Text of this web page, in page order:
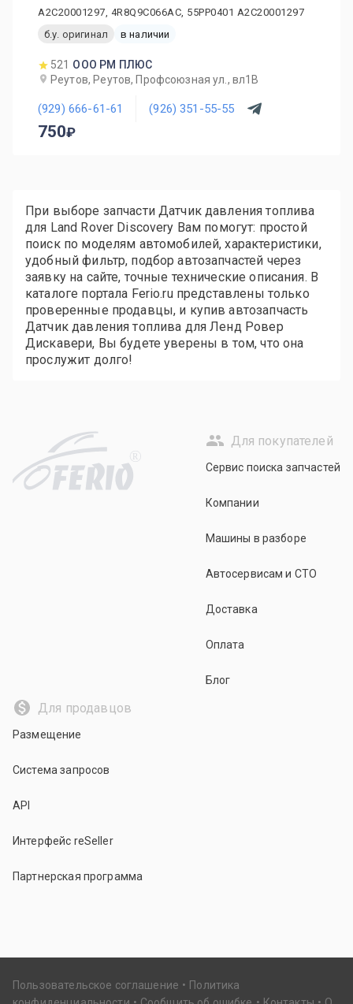
A2C20001297, 4R8Q9C066AC, 55PP0401 A2C20001297
б.у. оригинал
в наличии
521 ООО РМ ПЛЮС
Реутов, Реутов, Профсоюзная ул., вл1В
(929) 666-61-61 (926) 351-55-55
750
При выборе запчасти Датчик давления топлива
для Land Rover Discovery Вам помогут: простой
поиск по моделям автомобилей, характеристики,
удобный фильтр, подбор автозапчастей через
заявку на сайте, точные технические описания. В
каталоге портала Ferio.ru представлены только
проверенные продавцы, и купив автозапчасть
Датчик давления топлива для Ленд Ровер
Дискавери, Вы будете уверены в том, что она
прослужит долго!
R
Для покупателей
Сервис поиска запчастей
Компании
Машины в разборе
Автосервисам и СТО
Доставка
Оплата
Блог
Для продавцов
Размещение
Система запросов
API
Интерфейс reSeller
Партнерская программа
Пользовательское соглашение
Политика